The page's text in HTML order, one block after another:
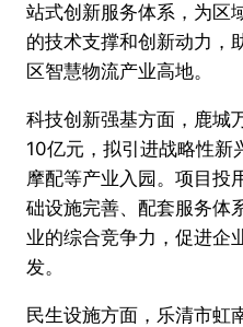
站式创新服务体系，为区
的技术支撑和创新动力，
区智慧物流产业高地。
科技创新强基方面，鹿城
10亿元，拟引进战略性新
摩配等产业入园。项目投
础设施完善、配套服务体
业的综合竞争力，促进企
发。
民生设施方面，乐清市虹